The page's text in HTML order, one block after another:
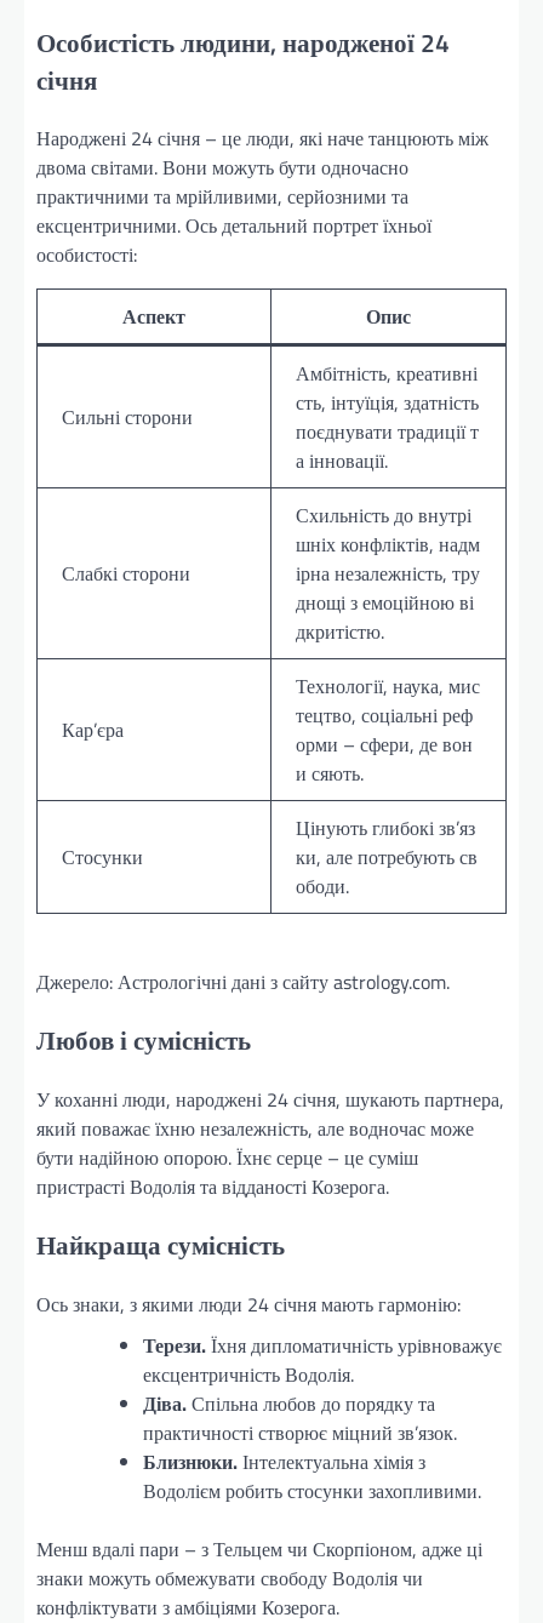
Особистість людини, народженої 24
січня
Народжені 24 січня – це люди, які наче танцюють між
двома світами. Вони можуть бути одночасно
практичними та мрійливими, серйозними та
ексцентричними. Ось детальний портрет їхньої
особистості:
Аспект Опис
Сильні сторони
Амбітність, креативні
сть, інтуїція, здатність
поєднувати традиції т
а інновації.
Слабкі сторони
Схильність до внутрі
шніх конфліктів, надм
ірна незалежність, тру
днощі з емоційною ві
дкритістю.
Кар’єра
Технології, наука, мис
тецтво, соціальні реф
орми – сфери, де вон
и сяють.
Стосунки
Цінують глибокі зв’яз
ки, але потребують св
ободи.
Джерело: Астрологічні дані з сайту astrology.com.
Любов і сумісність
У коханні люди, народжені 24 січня, шукають партнера,
який поважає їхню незалежність, але водночас може
бути надійною опорою. Їхнє серце – це суміш
пристрасті Водолія та відданості Козерога.
Найкраща сумісність
Ось знаки, з якими люди 24 січня мають гармонію:
Терези.Їхня дипломатичність урівноважує
ексцентричність Водолія.
Діва.Спільна любов до порядку та
практичності створює міцний зв’язок.
Близнюки.Інтелектуальна хімія з
Водолієм робить стосунки захопливими.
Менш вдалі пари – з Тельцем чи Скорпіоном, адже ці
знаки можуть обмежувати свободу Водолія чи
конфліктувати з амбіціями Козерога.